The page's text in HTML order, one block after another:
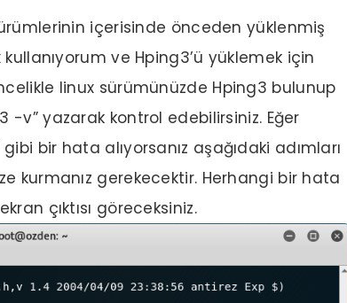
içerisinde önceden yüklenmiş
ve Hping3’ü yüklemek için
linux sürümünüzde Hping3 bulunup
-v” yazarak kontrol edebilirsiniz. Eğer
bir hata alıyorsanız aşağıdaki adımları
kurmanız gerekecektir. Herhangi bir hata
çıktısı göreceksiniz.